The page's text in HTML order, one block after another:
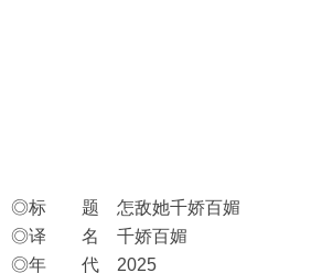
◎标 题 怎敌她千娇百媚
◎译 名 千娇百媚
◎年 代 2025